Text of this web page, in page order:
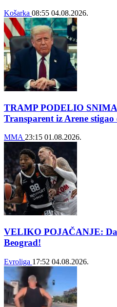
Košarka 08:55 04.08.2026.
TRAMP PODELIO
Transparent iz Arene
MMA 23:15 01.08.2026.
VELIKO POJAČANJE:
Beograd!
Evroliga 17:52 04.08.2026.